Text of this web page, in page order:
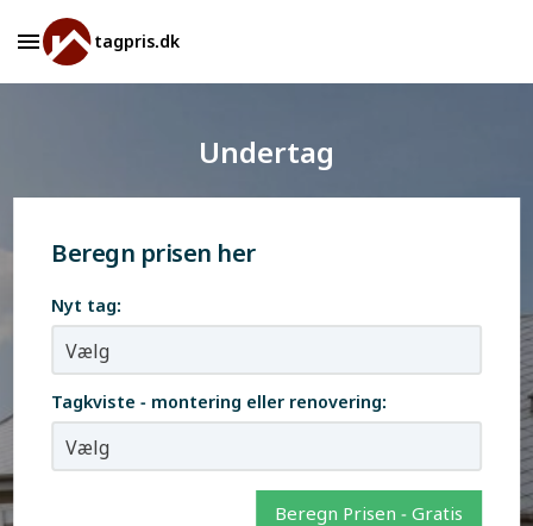
tagpris.dk
Undertag
Beregn prisen her
Nyt tag:
Tagkviste - montering eller renovering:
Beregn Prisen - Gratis